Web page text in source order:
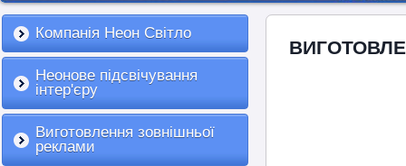
Компанія Неон Світло
Неонове підсвічування
інтер'єру
Виготовлення зовнішньої
реклами